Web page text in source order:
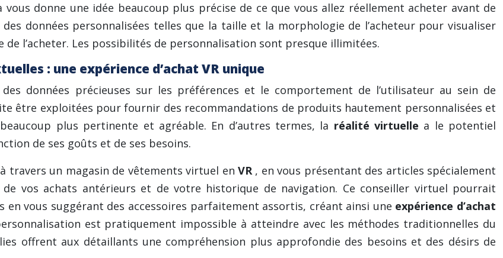
vous donne une idée beaucoup plus précise de ce que vous allez réellement acheter avant de
données personnalisées telles que la taille et la morphologie de l’acheteur pour visualiser
l’acheter. Les possibilités de personnalisation sont presque illimitées.
: une expérience d’achat VR unique
données précieuses sur les préférences et le comportement de l’utilisateur au sein de
être exploitées pour fournir des recommandations de produits hautement personnalisées et
beaucoup plus pertinente et agréable. En d’autres termes, la réalité virtuelle a le potentiel
de ses goûts et de ses besoins.
travers un magasin de vêtements virtuel en VR , en vous présentant des articles spécialement
vos achats antérieurs et de votre historique de navigation. Ce conseiller virtuel pourrait
vous suggérant des accessoires parfaitement assortis, créant ainsi une expérience d’achat
est pratiquement impossible à atteindre avec les méthodes traditionnelles du
offrent aux détaillants une compréhension plus approfondie des besoins et des désirs de